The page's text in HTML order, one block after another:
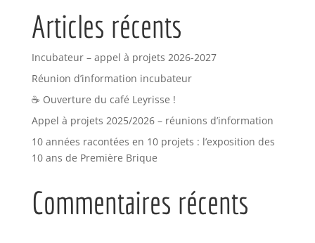
Articles récents
Incubateur – appel à projets 2026-2027
Réunion d’information incubateur
☕ Ouverture du café Leyrisse !
Appel à projets 2025/2026 – réunions d’information
10 années racontées en 10 projets : l’exposition des
10 ans de Première Brique
Commentaires récents